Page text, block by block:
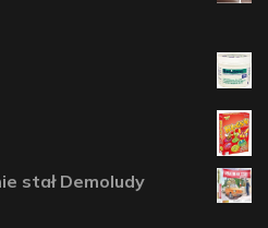
stał Demoludy